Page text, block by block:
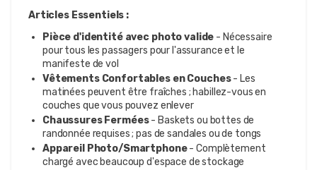
Articles Essentiels :
Pièce d'identité avec photo valide - Nécessaire
pour tous les passagers pour l'assurance et le
manifeste de vol
Vêtements Confortables en Couches- Les
matinées peuvent être fraîches ; habillez-vous en
couches que vous pouvez enlever
Chaussures Fermées- Baskets ou bottes de
randonnée requises ; pas de sandales ou de tongs
Appareil Photo/Smartphone- Complètement
chargé avec beaucoup d'espace de stockage